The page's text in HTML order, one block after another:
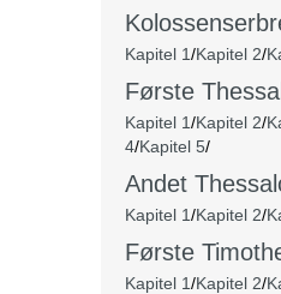
Kapitel 1/Kapitel 2/
Første
Kapitel 1/Kapitel 2/
4/Kapitel 5/
Andet
Kapitel 1/Kapitel 2/
Første
Kapitel 1/Kapitel 2/